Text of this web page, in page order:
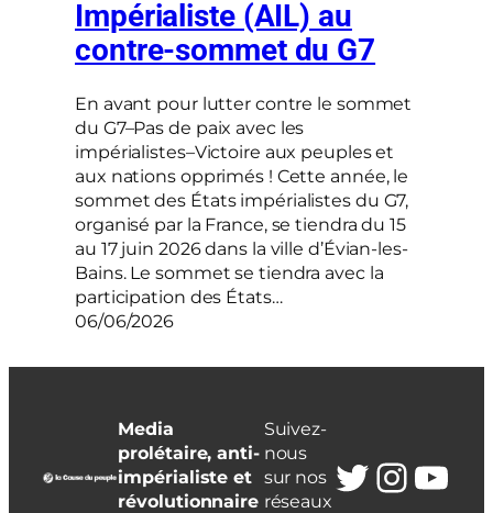
Impérialiste (AIL) au
contre-sommet du G7
En avant pour lutter contre le sommet
du G7–Pas de paix avec les
impérialistes–Victoire aux peuples et
aux nations opprimés ! Cette année, le
sommet des États impérialistes du G7,
organisé par la France, se tiendra du 15
au 17 juin 2026 dans la ville d’Évian-les-
Bains. Le sommet se tiendra avec la
participation des États…
06/06/2026
Media
prolétaire, anti-
impérialiste et
révolutionnaire
Suivez-
nous
sur nos
réseaux
Twitter